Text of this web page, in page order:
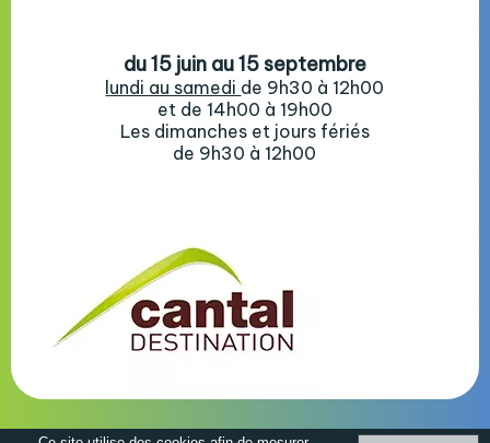
du 15 juin au 15 septembre
lundi au samedi de 9h30 à 12h00
et de 14h00 à 19h00
Les dimanches et jours fériés
de 9h30 à 12h00